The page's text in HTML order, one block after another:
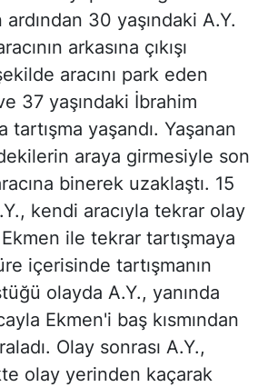
30 yaşındaki A.Y.
arkasına çıkışı
aracını park eden
37 yaşındaki İbrahim
tartışma yaşandı. Yaşanan
araya girmesiyle son
binerek uzaklaştı. 15
kendi aracıyla tekrar olay
ile tekrar tartışmaya
içerisinde tartışmanın
olayda A.Y., yanında
Ekmen'i baş kısmından
Olay sonrası A.Y.,
olay yerinden kaçarak